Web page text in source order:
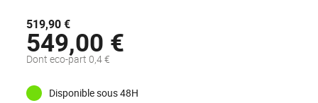
519,90 €
549,00 €
Dont eco-part 0,4 €
Disponible sous 48H